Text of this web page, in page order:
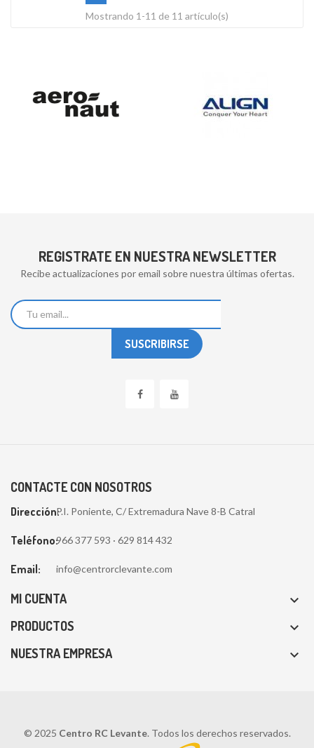
Mostrando 1-11 de 11 artículo(s)
REGISTRATE EN NUESTRA NEWSLETTER
Recibe actualizaciones por email sobre nuestra últimas ofertas.
CONTACTE CON NOSOTROS
Dirección:P.I. Poniente, C/ Extremadura Nave 8-B Catral
Teléfono:966 377 593 · 629 814 432
Email: info@centrorclevante.com
MI CUENTA 
PRODUCTOS 
NUESTRA EMPRESA 
© 2025 Centro RC Levante. Todos los derechos reservados.